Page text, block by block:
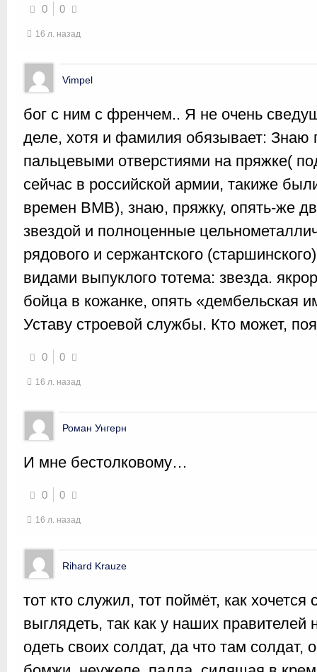
0 0
16 л. назад
Vimpel
бог с ним с френчем.. Я не очень
деле, хотя и фамилия обязывает:
пальцевыми отверстиями на пряжке(
сейчас в российской армии, такиже
времен ВМВ), знаю, пряжку, опять-же
звездой и полноценные
рядового и сержантского
видами выпуклого тотема: звезда.
бойца в кожанке, опять «дембельская
Уставу строевой службы. Кто может,
0 0
16 л. назад
Роман Унгерн
И мне бестолковому…
0 0
16 л. назад
Rihard Krauze
тот кто служил, тот поймёт, как
выглядеть, так как у наших правителей
одеть своих солдат, да что там солдат,